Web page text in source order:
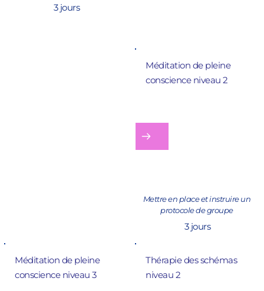
3 jours
Méditation de pleine
conscience niveau 2
Mettre en place et instruire un
protocole de groupe
3 jours
Méditation de pleine
conscience niveau 3
Thérapie des schémas
niveau 2